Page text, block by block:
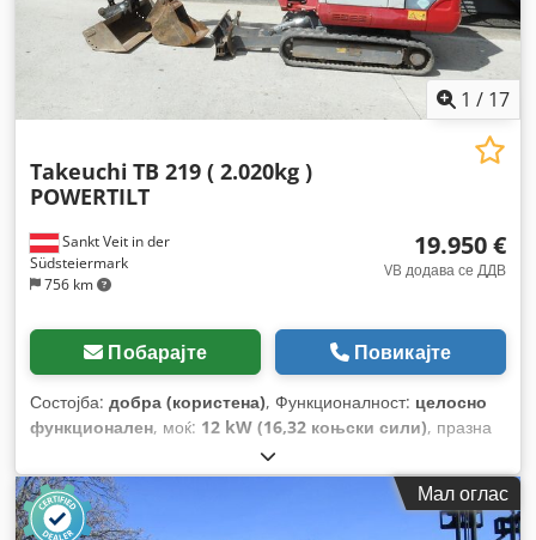
1 / 17
Sankt Veit in der
Südsteiermark
756 km
Takeuchi TB 219 ( 2.020kg )
POWERTILT
19.950 €
VB додава се ДДВ
Побарајте Повикајте
Состојба: добра (користена), Функционалност: целосно
функционален, моќ: 12 kW (16,32 коњски сили), празна
, Година на изградба:
часови:3.610 h, Опрема:гумирани гусеници,
дополнителни фарови, кабина, прилагодливо шасија,
хидрауличен чекан
Мал оглас